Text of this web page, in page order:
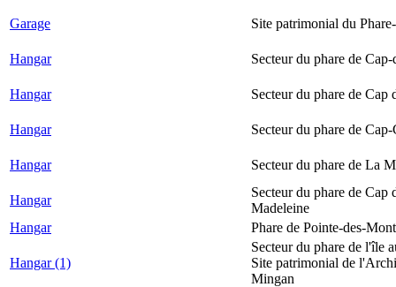
Garage Site patrimonial du
Hangar Secteur du phare de Cap-
Hangar Secteur du phare de Cap
Hangar Secteur du phare de Cap-
Hangar Secteur du phare de La
Hangar
Secteur du phare de Cap
Madeleine
Hangar
Phare de Pointe-des-
Hangar (1)
Secteur du phare de l'île
Site patrimonial de
Mingan